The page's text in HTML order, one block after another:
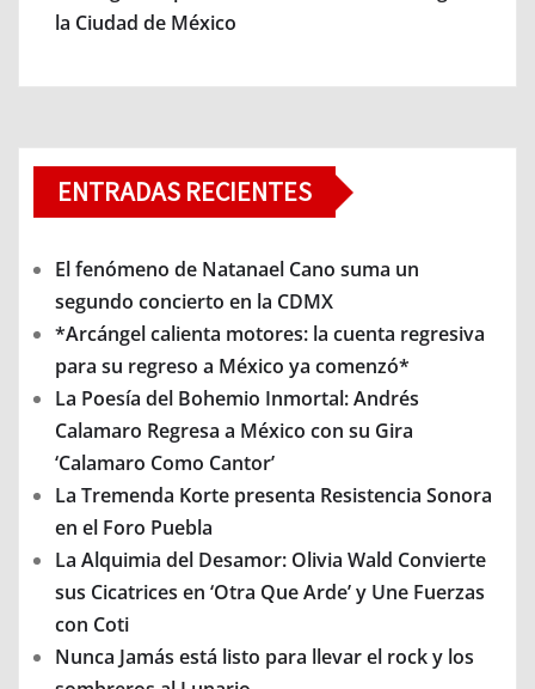
la Ciudad de México
ENTRADAS RECIENTES
El fenómeno de Natanael Cano suma un
segundo concierto en la CDMX
*Arcángel calienta motores: la cuenta regresiva
para su regreso a México ya comenzó*
La Poesía del Bohemio Inmortal: Andrés
Calamaro Regresa a México con su Gira
‘Calamaro Como Cantor’
La Tremenda Korte presenta Resistencia Sonora
en el Foro Puebla
La Alquimia del Desamor: Olivia Wald Convierte
sus Cicatrices en ‘Otra Que Arde’ y Une Fuerzas
con Coti
Nunca Jamás está listo para llevar el rock y los